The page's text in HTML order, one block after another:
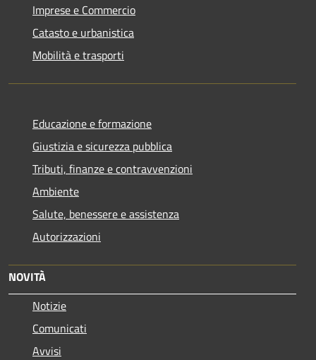
Imprese e Commercio
Catasto e urbanistica
Mobilità e trasporti
Educazione e formazione
Giustizia e sicurezza pubblica
Tributi, finanze e contravvenzioni
Ambiente
Salute, benessere e assistenza
Autorizzazioni
NOVITÀ
Notizie
Comunicati
Avvisi